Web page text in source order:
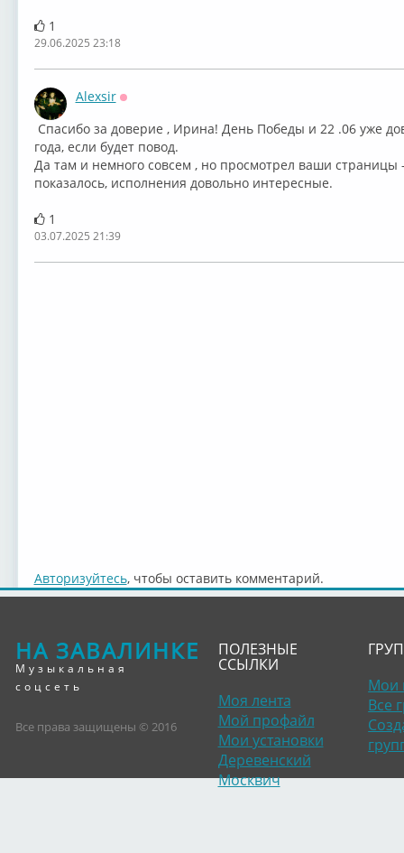
1
29.06.2025 23:18
Alexsir
Спасибо за доверие , Ирина! День Победы и 22 .06 уже
года, если будет повод.
Да там и немного совсем , но просмотрел ваши
показалось, исполнения довольно интересные.
1
03.07.2025 21:39
Авторизуйтесь, чтобы оставить комментарий.
НА ЗАВАЛИНКЕ
Музыкальная
соцсеть
Все права защищены © 2016
ПОЛЕЗНЫЕ
ССЫЛКИ
Моя лента
Мой профайл
Мои установки
Деревенский
Москвич
Мои
Все